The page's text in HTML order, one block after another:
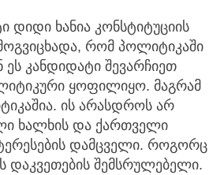
დიდი ხანია კონსტიტუციის
რომ პოლიტიკაში
ეს კანდიდატი შევარჩიეთ
ყოფილიყო. მაგრამ
ის არასდროს არ
ხალხის და ქართველი
დამცველი. როგორც
დაკვეთების შემსრულებელი.